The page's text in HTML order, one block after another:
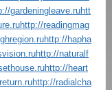
gardeningleave.ruhtt
http://readingmag
http://hapha
http://naturalf
http://heart
http://radialcha